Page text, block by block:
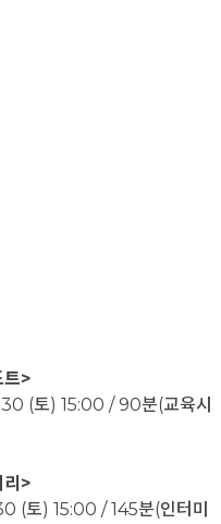
트>
(토) 15:00 / 90분(교육시
리>
(토) 15:00 / 145분(인터미